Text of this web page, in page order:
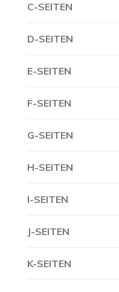
C-SEITEN
D-SEITEN
E-SEITEN
F-SEITEN
G-SEITEN
H-SEITEN
I-SEITEN
J-SEITEN
K-SEITEN